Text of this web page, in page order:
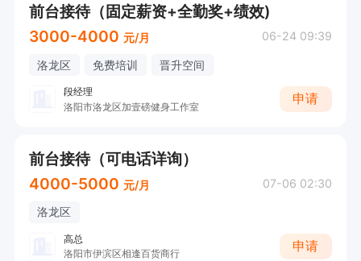
前台接待（固定薪资+全勤奖+绩效)
3000-4000 元/月 06-24 09:39
洛龙区 免费培训 晋升空间
段经理
洛阳市洛龙区加壹磅健身工作室
申请
前台接待（可电话详询）
4000-5000 元/月 07-06 02:30
洛龙区
高总
洛阳市伊滨区相逢百货商行
申请